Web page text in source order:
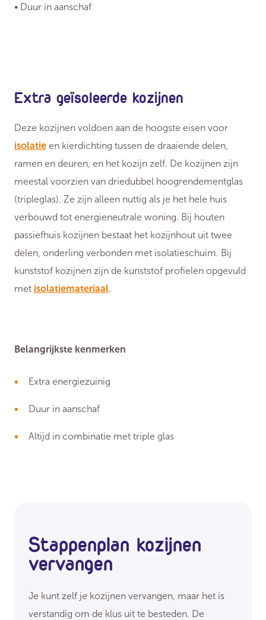
• Duur in aanschaf
Extra geïsoleerde kozijnen
Deze kozijnen voldoen aan de hoogste eisen voor
isolatie en kierdichting tussen de draaiende delen,
ramen en deuren, en het kozijn zelf. De kozijnen zijn
meestal voorzien van driedubbel hoogrendementglas
(tripleglas). Ze zijn alleen nuttig als je het hele huis
verbouwd tot energieneutrale woning. Bij houten
passiefhuis kozijnen bestaat het kozijnhout uit twee
delen, onderling verbonden met isolatieschuim. Bij
kunststof kozijnen zijn de kunststof profielen opgevuld
met isolatiemateriaal.
Belangrijkste kenmerken
Extra energiezuinig
Duur in aanschaf
Altijd in combinatie met triple glas
Stappenplan kozijnen
vervangen
Je kunt zelf je kozijnen vervangen, maar het is
verstandig om de klus uit te besteden. De